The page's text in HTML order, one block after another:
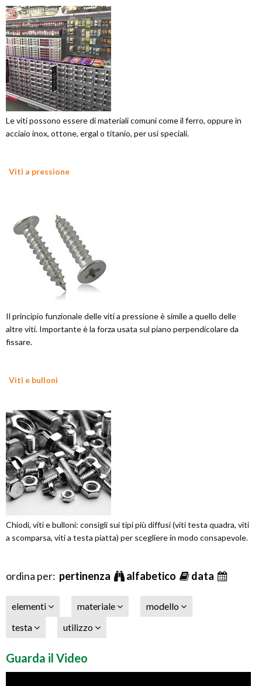
Le viti possono essere di materiali comuni come il ferro, oppure in
acciaio inox, ottone, ergal o titanio, per usi speciali.
Viti a pressione
Il principio funzionale delle viti a pressione è simile a quello delle
altre viti. Importante è la forza usata sul piano perpendicolare da
fissare.
Viti e bulloni
Chiodi, viti e bulloni: consigli sui tipi più diffusi (viti testa quadra, viti
a scomparsa, viti a testa piatta) per scegliere in modo consapevole.
ordina per: pertinenza alfabetico data
elementi materiale
modello
testa
utilizzo
Guarda il Video